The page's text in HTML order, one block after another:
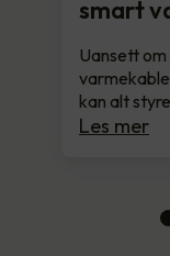
smart
Uansett
kan alt
Les mer